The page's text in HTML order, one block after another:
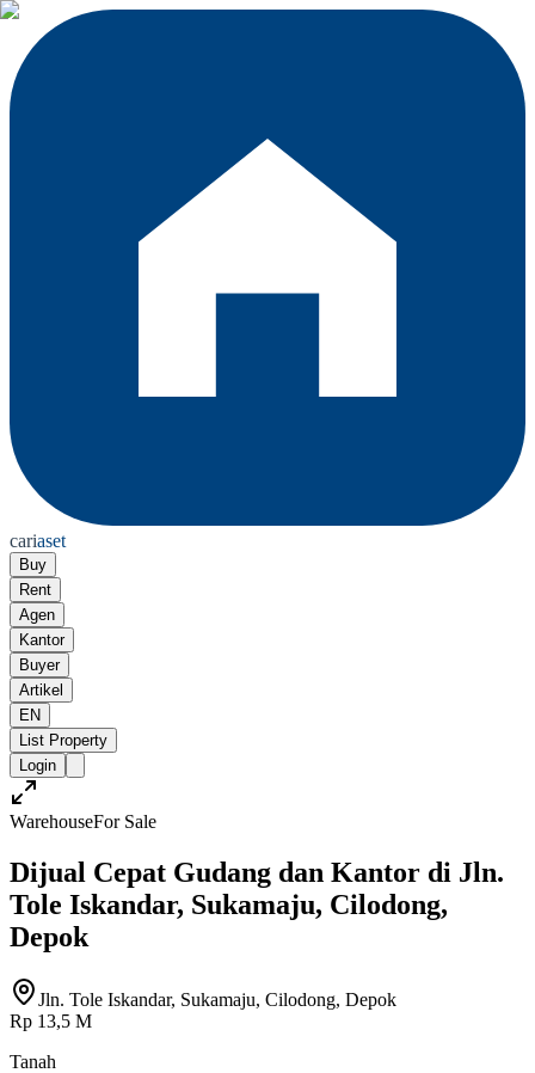
cariaset
Buy
Rent
Agen
Kantor
Buyer
Artikel
EN
List Property
Login
WarehouseFor Sale
Dijual Cepat Gudang dan Kantor di Jln.
Tole Iskandar, Sukamaju, Cilodong,
Depok
Jln. Tole Iskandar, Sukamaju, Cilodong, Depok
Rp 13,5 M
Tanah